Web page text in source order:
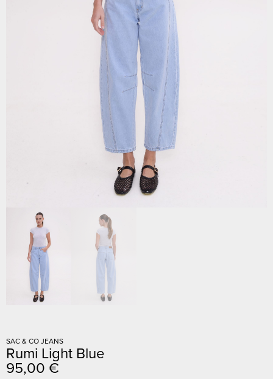
SAC & CO JEANS
Rumi Light Blue
95,00 €